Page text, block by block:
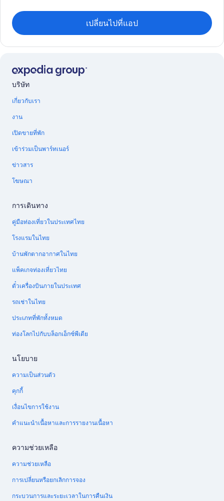
เปลี่ยนไปที่แอป
บริษัท
เกี่ยวกับเรา
งาน
เปิดขายที่พัก
เข้าร่วมเป็นพาร์ทเนอร์
ข่าวสาร
โฆษณา
การเดินทาง
คู่มือท่องเที่ยวในประเทศไทย
โรงแรมในไทย
บ้านพักตากอากาศในไทย
แพ็คเกจท่องเที่ยวไทย
ตั๋วเครื่องบินภายในประเทศ
รถเช่าในไทย
ประเภทที่พักทั้งหมด
ท่องโลกไปกับบล็อกเอ็กซ์พีเดีย
นโยบาย
ความเป็นส่วนตัว
คุกกี้
เงื่อนไขการใช้งาน
คำแนะนำเนื้อหาและการรายงานเนื้อหา
ความช่วยเหลือ
ความช่วยเหลือ
การเปลี่ยนหรือยกเลิกการจอง
กระบวนการและระยะเวลาในการคืนเงิน